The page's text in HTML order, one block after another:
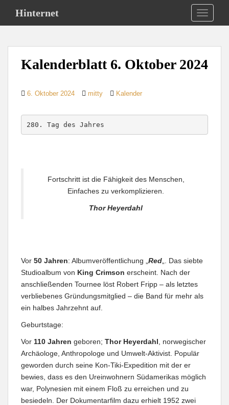
Hinternet
Kalenderblatt 6. Oktober 2024
6. Oktober 2024 mitty Kalender
280. Tag des Jahres
Fortschritt ist die Fähigkeit des Menschen,
Einfaches zu verkomplizieren.
Thor Heyerdahl
Vor 50 Jahren: Albumveröffentlichung „ Red „. Das siebte
Studioalbum von King Crimson erscheint. Nach der
anschließenden Tournee löst Robert Fripp – als letztes
verbliebenes Gründungsmitglied – die Band für mehr als
ein halbes Jahrzehnt auf.
Geburtstage:
Vor 110 Jahren geboren; Thor Heyerdahl , norwegischer
Archäologe, Anthropologe und Umwelt-Aktivist. Populär
geworden durch seine Kon-Tiki-Expedition mit der er
bewies, dass es den Ureinwohnern Südamerikas möglich
war, Polynesien mit einem Floß zu erreichen und zu
besiedeln. Der Dokumentarfilm dazu erhielt 1952 zwei